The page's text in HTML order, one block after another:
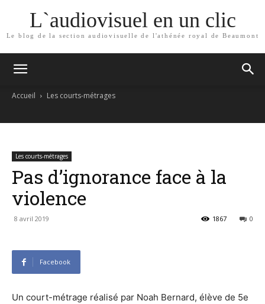
L`audiovisuel en un clic
Le blog de la section audiovisuelle de l'athénée royal de Beaumont
Accueil Les courts-métrages
Les courts-métrages
Pas d’ignorance face à la
violence
8 avril 2019 0
1867
Facebook
Un court-métrage réalisé par Noah Bernard, élève de 5e